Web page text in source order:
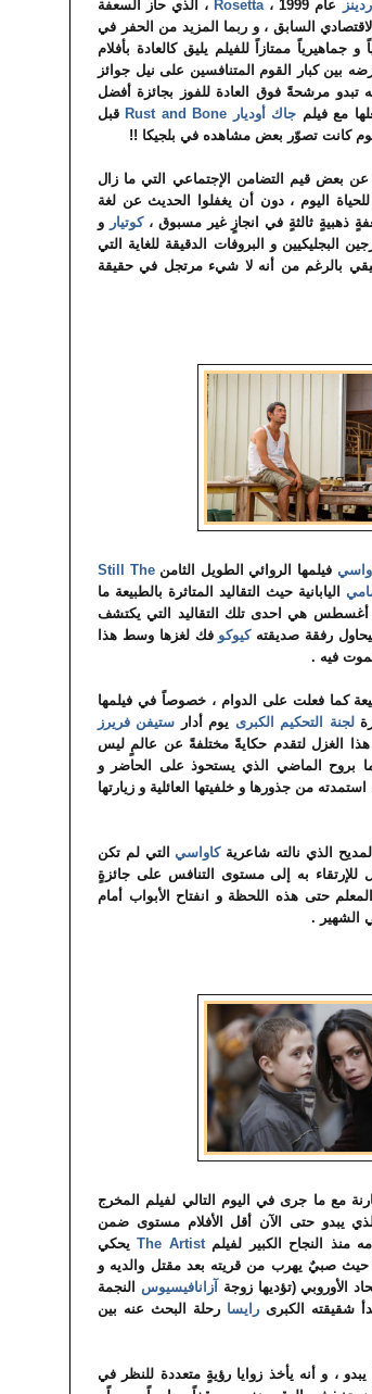
عام 1999 ، Rosetta ، الذي حاز السعفة
السابق ، و ربما المزيد من الحفر في
جماهيرياً ممتازاً للفيلم يليق كالعادة بأفلام
بين كبار القوم المتنافسين على نيل جوائز
تبدو مرشحةً فوق العادة للفوز بجائزة أفضل
مع فيلم جاك أوديار Rust and Bone قبل
كانت تصوّر بعض مشاهده في بلجيكا !!
بعض قيم التضامن الإجتماعي التي ما زال
اليوم ، دون أن يغفلوا الحديث عن لغة
ذهبيةٍ ثالثةٍ في انجازٍ غير مسبوق ،كوتيار و
البجليكيين و البروفات الدقيقة للغاية التي
بالرغم من أنه لا شيء مرتجل في حقيقة
فيلمها الروائي الطويل الثامنStill The
اليابانية حيث التقاليد المتاثرة بالطبيعة ما
هي احدى تلك التقاليد التي يكتشف
رفقة صديقتهكيوكو فك لغزها وسط هذا
فيه .
كما فعلت على الدوام ، خصوصاً في فيلمها
لجنة التحكيم الكبرى يوم أدار ستيفن فريرز
الغزل لتقدم حكايةً مختلفةً عن عالمٍ ليس
بروح الماضي الذي يستحوذ على الحاضر و
استمدته من جذورها و خلفيتها العائلية و زيارتها
الذي نالته شاعريةكاواسيالتي لم تكن
به إلى مستوى التنافس على جائزةٍ
حتى هذه اللحظة و انفتاح الأبواب أمام
الشهير .
مع ما جرى في اليوم التالي لفيلم المخرج
يبدو حتى الآن أقل الأفلام مستوى ضمن
منذ النجاح الكبير لفيلمThe Artist يحكي
عن الحرب الروسية الشيشانية عام 1999 حيث صبيٌ يهرب من قريته بعد مقتل والديه و
الأوروبي (تؤديها زوجة آزانافيسيوس النجمة
شقيقته الكبرىرايسا رحلة البحث عنه بين
، و أنه يأخذ زوايا رؤيةٍ متعددة للنظر في